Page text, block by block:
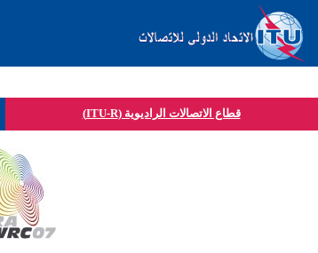
قطاع الاتصالات الراديوية (ITU-R)